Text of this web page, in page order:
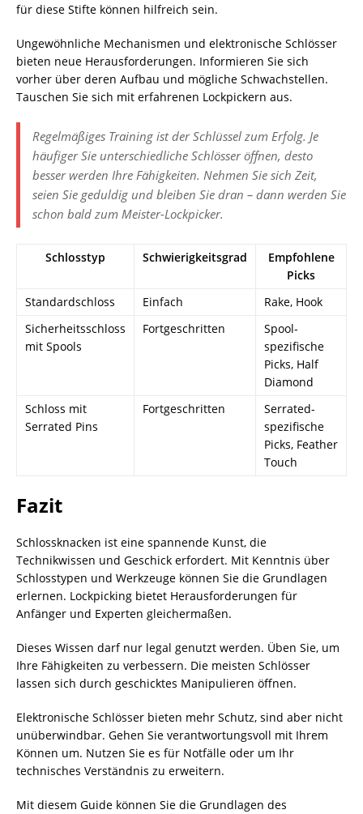
für diese Stifte können hilfreich sein.
Ungewöhnliche Mechanismen und elektronische Schlösser
bieten neue Herausforderungen. Informieren Sie sich
vorher über deren Aufbau und mögliche Schwachstellen.
Tauschen Sie sich mit erfahrenen Lockpickern aus.
Regelmäßiges Training ist der Schlüssel zum Erfolg. Je
häufiger Sie unterschiedliche Schlösser öffnen, desto
besser werden Ihre Fähigkeiten. Nehmen Sie sich Zeit,
seien Sie geduldig und bleiben Sie dran – dann werden Sie
schon bald zum Meister-Lockpicker.
Schlosstyp Schwierigkeitsgrad
Empfohlene
Picks
Standardschloss
Einfach
Rake, Hook
Sicherheitsschloss
mit Spools
Fortgeschritten
Spool-
spezifische
Picks, Half
Diamond
Schloss mit
Serrated Pins
Fortgeschritten
Serrated-
spezifische
Picks, Feather
Touch
Fazit
Schlossknacken ist eine spannende Kunst, die
Technikwissen und Geschick erfordert. Mit Kenntnis über
Schlosstypen und Werkzeuge können Sie die Grundlagen
erlernen. Lockpicking bietet Herausforderungen für
Anfänger und Experten gleichermaßen.
Dieses Wissen darf nur legal genutzt werden. Üben Sie, um
Ihre Fähigkeiten zu verbessern. Die meisten Schlösser
lassen sich durch geschicktes Manipulieren öffnen.
Elektronische Schlösser bieten mehr Schutz, sind aber nicht
unüberwindbar. Gehen Sie verantwortungsvoll mit Ihrem
Können um. Nutzen Sie es für Notfälle oder um Ihr
technisches Verständnis zu erweitern.
Mit diesem Guide können Sie die Grundlagen des